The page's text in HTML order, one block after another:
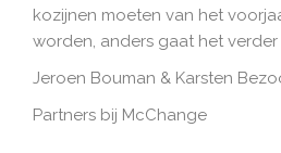
kozijnen moeten van het
worden, anders gaat het verder
Jeroen Bouman & Karsten
Partners bij McChange